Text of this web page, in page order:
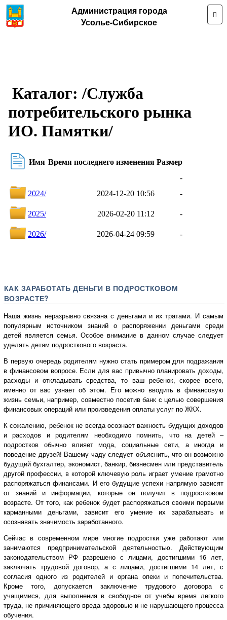
Администрация города
Усолье-Сибирское
КАК ЗАРАБОТАТЬ ДЕНЬГИ В ПОДРОСТКОВОМ
ВОЗРАСТЕ?
Наша жизнь неразрывно связана с деньгами и их тратами. И самым
популярным источником знаний о распоряжении деньгами среди
детей является семья. Особое внимание в данном случае следует
уделять детям подросткового возраста.
В первую очередь родителям нужно стать примером для подражания
в финансовом вопросе. Если для вас привычно планировать доходы,
расходы и откладывать средства, то ваш ребенок, скорее всего,
именно от вас узнает об этом. Его можно вводить в финансовую
жизнь семьи, например, совместно посетив банк с целью совершения
финансовых операций или произведения оплаты услуг по ЖКХ.
К сожалению, ребенок не всегда осознает важность будущих доходов
и расходов и родителям необходимо помнить, что на детей –
подростков обычно влияет мода, социальные сети, а иногда и
поведение друзей! Вашему чаду следует объяснить, что он возможно
будущий бухгалтер, экономист, банкир, бизнесмен или представитель
другой профессии, в которой ключевую роль играет умение грамотно
распоряжаться финансами. И его будущие успехи напрямую зависят
от знаний и информации, которые он получит в подростковом
возрасте. От того, как ребенок будет распоряжаться своими первыми
карманными деньгами, зависит его умение их зарабатывать и
осознавать значимость заработанного.
Сейчас в современном мире многие подростки уже работают или
занимаются предпринимательской деятельностью. Действующим
законодательством РФ разрешено с лицами, достигшими 16 лет,
заключать трудовой договор, а с лицами, достигшими 14 лет, с
согласия одного из родителей и органа опеки и попечительства.
Кроме того, допускается заключение трудового договора с
учащимися, для выполнения в свободное от учебы время легкого
труда, не причиняющего вреда здоровью и не нарушающего процесса
обучения.